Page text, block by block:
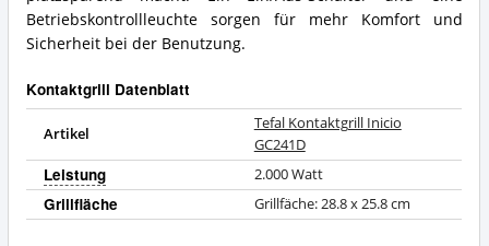
Betriebskontrollleuchte sorgen für mehr Komfort und
Sicherheit bei der Benutzung.
Kontaktgrill Datenblatt
Artikel
Tefal Kontaktgrill Inicio
GC241D
Leistung 2.000 Watt
Grillfläche Grillfäche: 28.8 x 25.8 cm